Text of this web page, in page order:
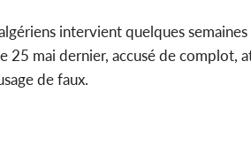
intervient quelques
25 mai dernier, accusé de
de faux.